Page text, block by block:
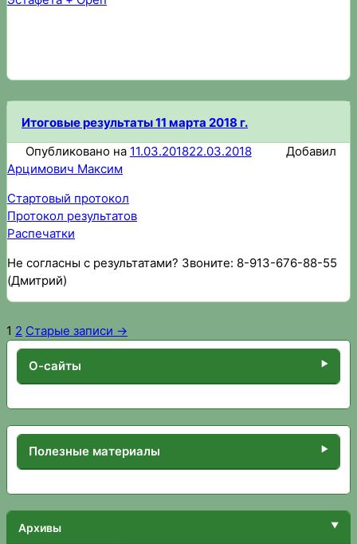
Итоговые результаты 11 марта 2018 г.
Опубликовано на 11.03.201822.03.2018
Добавил
Арцимович Максим
Стартовый протокол
Протокол результатов
Распечатки
Не согласны с результатами? Звоните: 8-913-676-88-55
(Дмитрий)
Пагинация
записей
1 2 Старые записи →
О-сайты
Полезные материалы
Архивы